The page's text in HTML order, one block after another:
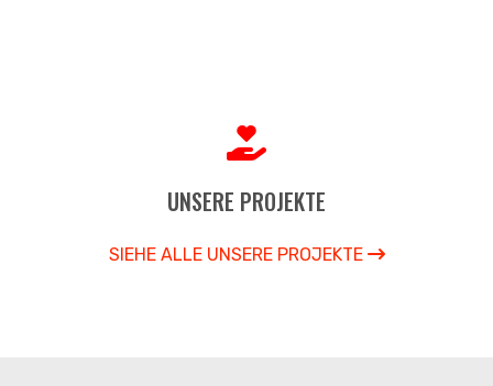
UNSERE PROJEKTE
SIEHE ALLE UNSERE PROJEKTE